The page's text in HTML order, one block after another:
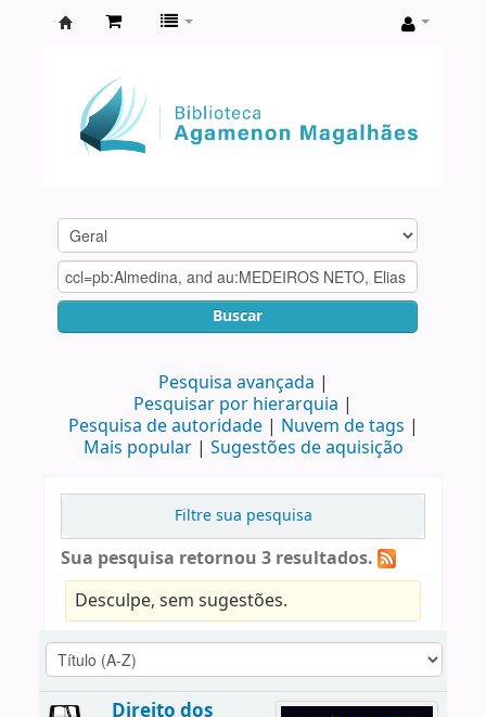
Agamenon
Magalhães
Buscar
Pesquisa avançada
Pesquisar por hierarquia
Pesquisa de autoridade
Nuvem de tags
Mais popular
Sugestões de aquisição
Filtre sua pesquisa
Sua pesquisa retornou 3 resultados.
Desculpe, sem sugestões.
Direito dos